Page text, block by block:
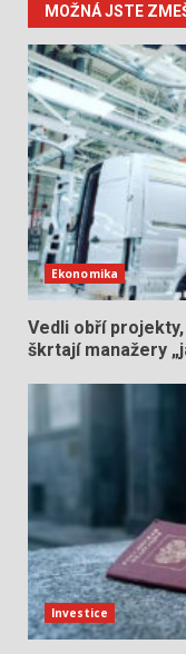
MOŽNÁ JSTE
Ekonomika
Vedli obří
škrtají manažery
Investice